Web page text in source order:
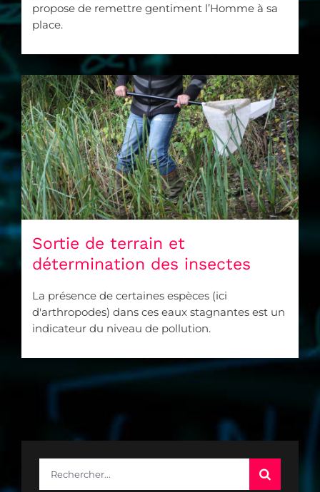
propose de remettre gentiment l’Homme à sa
place.
Sortie de terrain et
détermination des insectes
La présence de certaines espèces (ici
d'arthropodes) dans ces eaux stagnantes est un
indicateur du niveau de pollution.